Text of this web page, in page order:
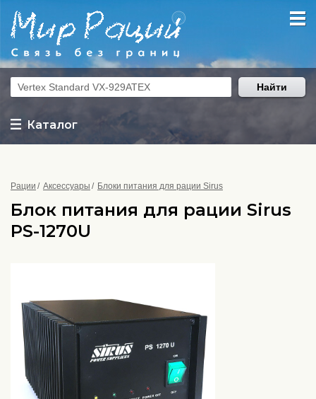
Каталог
Найти
Рации Аксессуары Блоки питания для рации Sirus
Блок питания для рации Sirus
PS-1270U